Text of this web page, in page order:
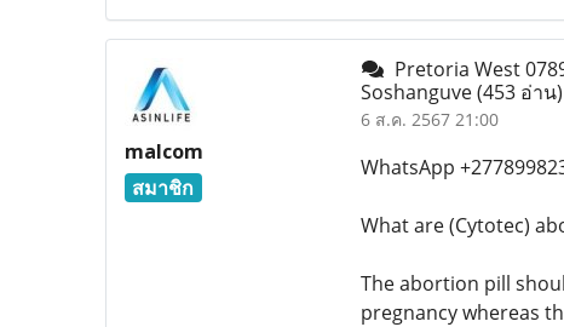
malcom
สมาชิก
Pretoria West
Soshanguve(453 อ่าน)
6 ส.ค. 2567 21:00
WhatsApp
What are (Cytotec)
The abortion pill
pregnancy whereas